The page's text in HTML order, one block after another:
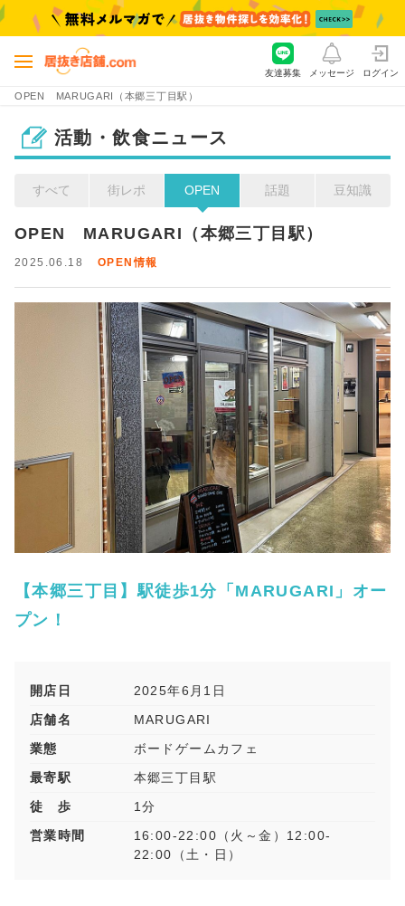
OPEN MARUGARI（本郷三丁目駅）
友達募集 メッセージ ログイン
活動・飲食ニュース
すべて 街レポ OPEN 話題 豆知識
OPEN　MARUGARI（本郷三丁目駅）
2025.06.18 OPEN情報
【本郷三丁目】駅徒歩1分「MARUGARI」オー
プン！
開店日
2025年6月1日
店舗名
MARUGARI
業態
ボードゲームカフェ
最寄駅
本郷三丁目駅
徒 歩
1分
営業時間
16:00-22:00（火～金）12:00-
22:00（土・日）